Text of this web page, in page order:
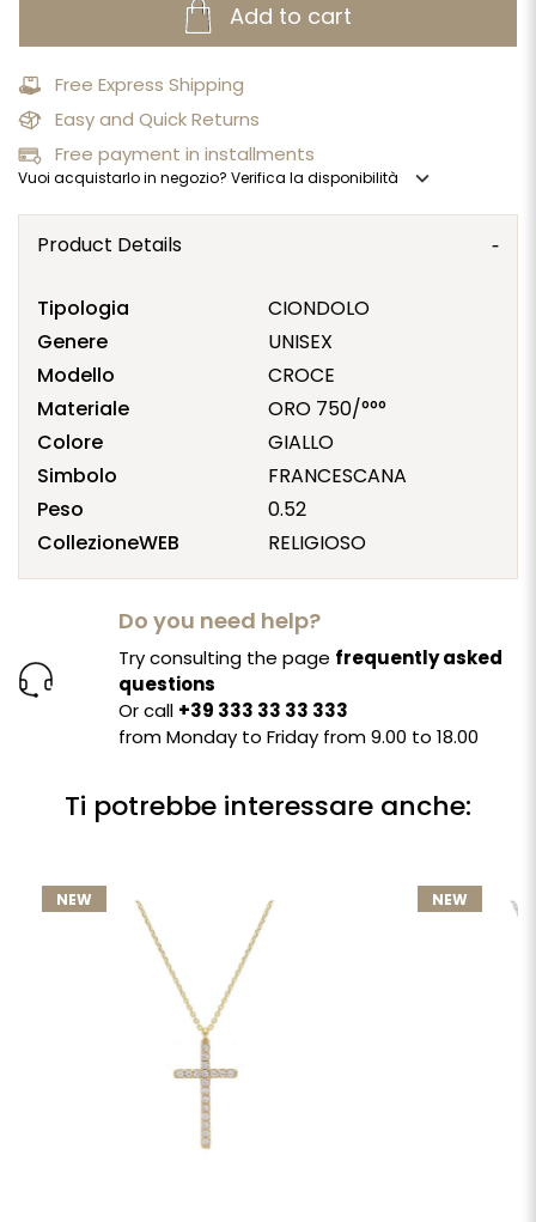
Add to cart
Free Express Shipping
Easy and Quick Returns
Free payment in installments
Vuoi acquistarlo in negozio? Verifica la disponibilità expand_more
Product Details
Tipologia
CIONDOLO
Genere
UNISEX
Modello
CROCE
Materiale
ORO 750/°°°
Colore
GIALLO
Simbolo
FRANCESCANA
Peso
0.52
CollezioneWEB
RELIGIOSO
Do you need help?
Try consulting the page frequently asked
questions
Or call +39 333 33 33 333
from Monday to Friday from 9.00 to 18.00
Ti potrebbe interessare anche:
NEW NEW